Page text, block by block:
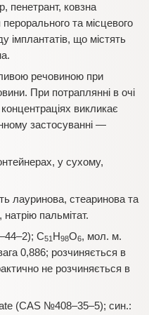
пенетрант, ковзна
та місцевого
імплантатів, що містять
речовиною при
При потраплянні в очі
викликає
застосуванні —
у сухому,
лауринова, стеаринова та
пальмітат.
C51 H98O6, мол. м.
0,886; розчиняється в
не розчиняється в
(CAS №408–35–5); син.: